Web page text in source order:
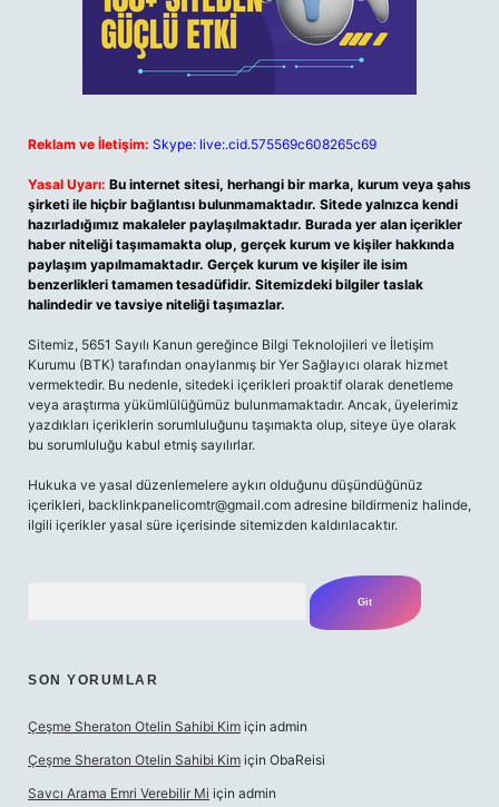
Reklam ve İletişim: Skype: live:.cid.575569c608265c69
Yasal Uyarı: Bu internet sitesi, herhangi bir marka, kurum veya şahıs
şirketi ile hiçbir bağlantısı bulunmamaktadır. Sitede yalnızca kendi
hazırladığımız makaleler paylaşılmaktadır. Burada yer alan içerikler
haber niteliği taşımamakta olup, gerçek kurum ve kişiler hakkında
paylaşım yapılmamaktadır. Gerçek kurum ve kişiler ile isim
benzerlikleri tamamen tesadüfidir. Sitemizdeki bilgiler taslak
halindedir ve tavsiye niteliği taşımazlar.
Sitemiz, 5651 Sayılı Kanun gereğince Bilgi Teknolojileri ve İletişim
Kurumu (BTK) tarafından onaylanmış bir Yer Sağlayıcı olarak hizmet
vermektedir. Bu nedenle, sitedeki içerikleri proaktif olarak denetleme
veya araştırma yükümlülüğümüz bulunmamaktadır. Ancak, üyelerimiz
yazdıkları içeriklerin sorumluluğunu taşımakta olup, siteye üye olarak
bu sorumluluğu kabul etmiş sayılırlar.
Hukuka ve yasal düzenlemelere aykırı olduğunu düşündüğünüz
içerikleri, backlinkpanelicomtr@gmail.com adresine bildirmeniz halinde,
ilgili içerikler yasal süre içerisinde sitemizden kaldırılacaktır.
SON YORUMLAR
Çeşme Sheraton Otelin Sahibi Kim için admin
Çeşme Sheraton Otelin Sahibi Kim için ObaReisi
Savcı Arama Emri Verebilir Mi için admin